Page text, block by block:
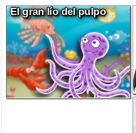
El gran lío del pulpo